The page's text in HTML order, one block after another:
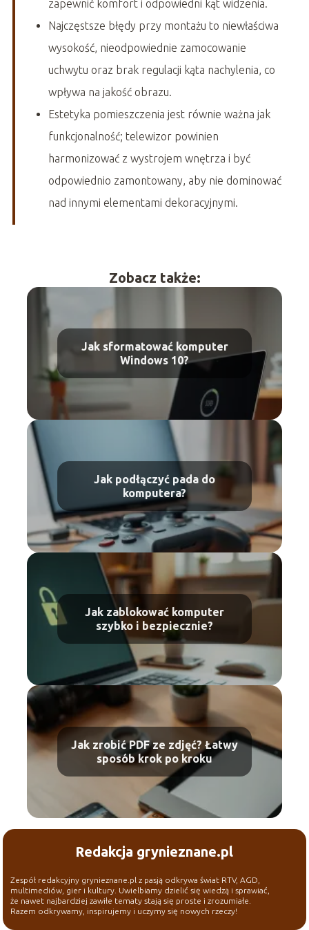
zapewnić komfort i odpowiedni kąt widzenia.
Najczęstsze błędy przy montażu to niewłaściwa
wysokość, nieodpowiednie zamocowanie
uchwytu oraz brak regulacji kąta nachylenia, co
wpływa na jakość obrazu.
Estetyka pomieszczenia jest równie ważna jak
funkcjonalność; telewizor powinien
harmonizować z wystrojem wnętrza i być
odpowiednio zamontowany, aby nie dominować
nad innymi elementami dekoracyjnymi.
Zobacz także:
Jak sformatować komputer
Windows 10?
Jak podłączyć pada do
komputera?
Jak zablokować komputer
szybko i bezpiecznie?
Jak zrobić PDF ze zdjęć? Łatwy
sposób krok po kroku
Redakcja grynieznane.pl
Zespół redakcyjny grynieznane.pl z pasją odkrywa świat RTV, AGD,
multimediów, gier i kultury. Uwielbiamy dzielić się wiedzą i sprawiać,
że nawet najbardziej zawiłe tematy stają się proste i zrozumiałe.
Razem odkrywamy, inspirujemy i uczymy się nowych rzeczy!